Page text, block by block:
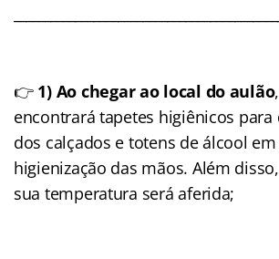
👉 1) Ao chegar ao local do aulão
encontrará tapetes higiênicos para
dos calçados e totens de álcool
higienização das mãos. Além
sua temperatura será aferida;